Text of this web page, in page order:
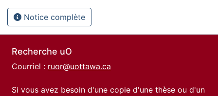
Notice complète
Recherche uO
Courriel : ruor@uottawa.ca
Si vous avez besoin d'une copie d'une thèse ou d'un